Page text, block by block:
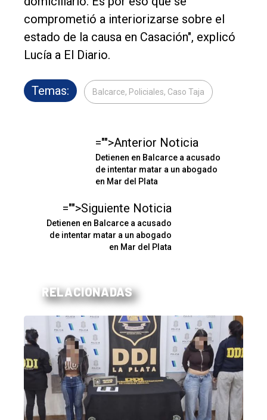
comprometió a interiorizarse sobre el
estado de la causa en Casación", explicó
Lucía a El Diario.
Temas: Balcarce, Policiales, Caso Taja
="">Anterior Noticia
Detienen en Balcarce a acusado
de intentar matar a un abogado
en Mar del Plata
="">Siguiente Noticia
Detienen en Balcarce a acusado
de intentar matar a un abogado
en Mar del Plata
RELACIONADAS